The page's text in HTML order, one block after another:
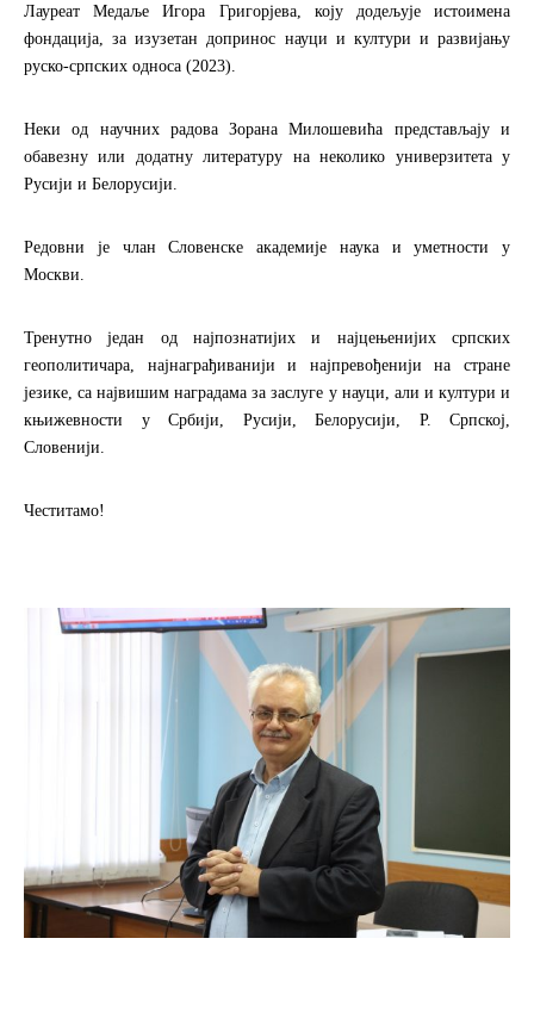
Лауреат Медаље Игора Григорјева, коју додељује истоимена
фондација, за изузетан допринос науци и култури и развијању
руско-српских односа (2023).
Неки од научних радова Зорана Милошевића представљају и
обавезну или додатну литературу на неколико универзитета у
Русији и Белорусији.
Редовни је члан Словенске академије наука и уметности у
Москви.
Тренутно један од најпознатијих и најцењенијих српских
геополитичара, најнаграђиванији и најпревођенији на стране
језике, са највишим наградама за заслуге у науци, али и култури и
књижевности у Србији, Русији, Белорусији, Р. Српској,
Словенији.
Честитамо!